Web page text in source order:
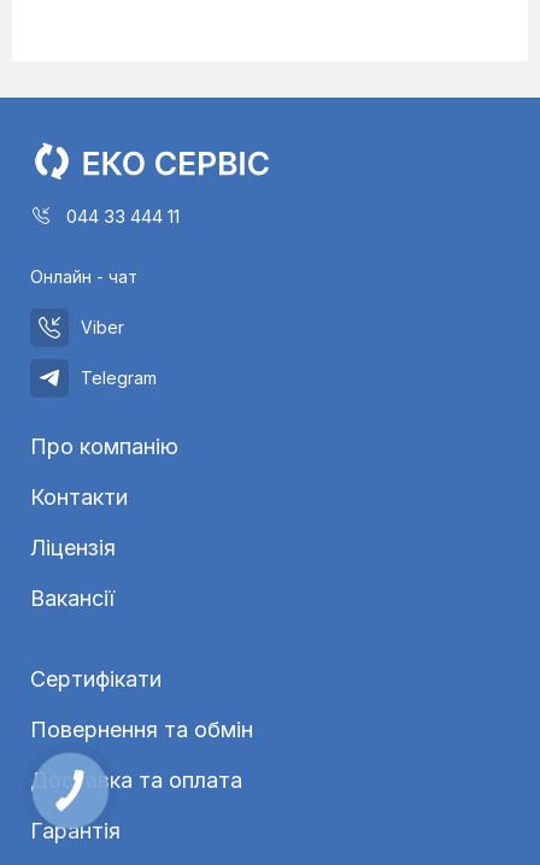
044 33 444 11
Онлайн - чат
Viber
Telegram
Про компанію
Контакти
Ліцензія
Вакансії
Сертифікати
Повернення та обмін
Доставка та оплата
Гарантія